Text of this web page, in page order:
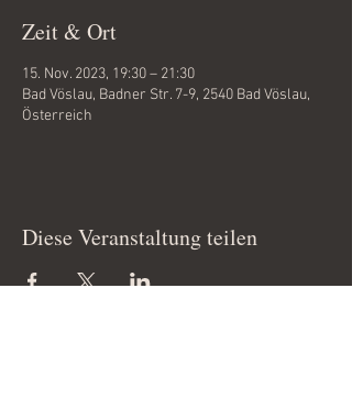
Zeit & Ort
15. Nov. 2023, 19:30 – 21:30
Bad Vöslau, Badner Str. 7-9, 2540 Bad Vöslau,
Österreich
Diese Veranstaltung teilen